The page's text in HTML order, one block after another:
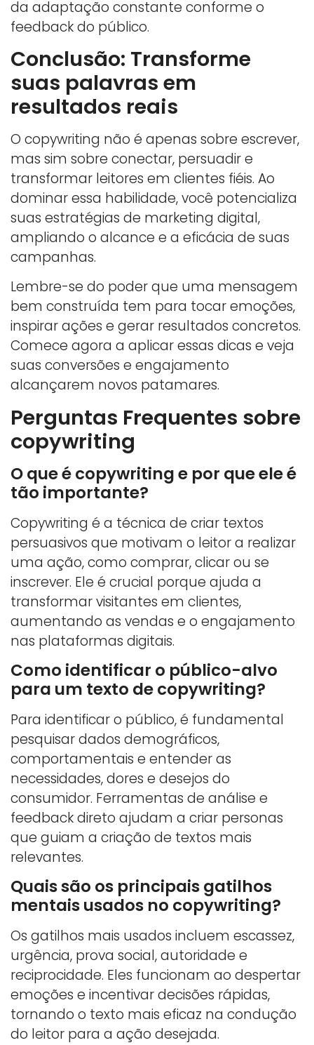
da adaptação constante conforme o
feedback do público.
Conclusão: Transforme
suas palavras em
resultados reais
O copywriting não é apenas sobre escrever,
mas sim sobre conectar, persuadir e
transformar leitores em clientes fiéis. Ao
dominar essa habilidade, você potencializa
suas estratégias de marketing digital,
ampliando o alcance e a eficácia de suas
campanhas.
Lembre-se do poder que uma mensagem
bem construída tem para tocar emoções,
inspirar ações e gerar resultados concretos.
Comece agora a aplicar essas dicas e veja
suas conversões e engajamento
alcançarem novos patamares.
Perguntas Frequentes sobre
copywriting
O que é copywriting e por que ele é
tão importante?
Copywriting é a técnica de criar textos
persuasivos que motivam o leitor a realizar
uma ação, como comprar, clicar ou se
inscrever. Ele é crucial porque ajuda a
transformar visitantes em clientes,
aumentando as vendas e o engajamento
nas plataformas digitais.
Como identificar o público-alvo
para um texto de copywriting?
Para identificar o público, é fundamental
pesquisar dados demográficos,
comportamentais e entender as
necessidades, dores e desejos do
consumidor. Ferramentas de análise e
feedback direto ajudam a criar personas
que guiam a criação de textos mais
relevantes.
Quais são os principais gatilhos
mentais usados no copywriting?
Os gatilhos mais usados incluem escassez,
urgência, prova social, autoridade e
reciprocidade. Eles funcionam ao despertar
emoções e incentivar decisões rápidas,
tornando o texto mais eficaz na condução
do leitor para a ação desejada.